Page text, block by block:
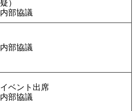
疑）
内部協議
内部協議
イベント出席
内部協議